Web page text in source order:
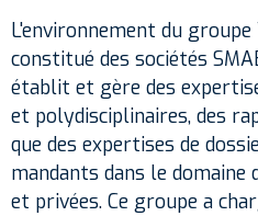
L'environnement du
constitué des sociétés
établit et gère des
et polydisciplinaires, des
que des expertises de
mandants dans le domaine
et privées. Ce groupe a